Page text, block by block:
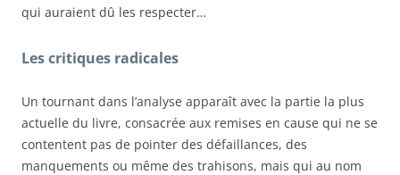
qui auraient dû les respecter…
Les critiques radicales
Un tournant dans l’analyse apparaît avec la partie la plus
actuelle du livre, consacrée aux remises en cause qui ne se
contentent pas de pointer des défaillances, des
manquements ou même des trahisons, mais qui au nom